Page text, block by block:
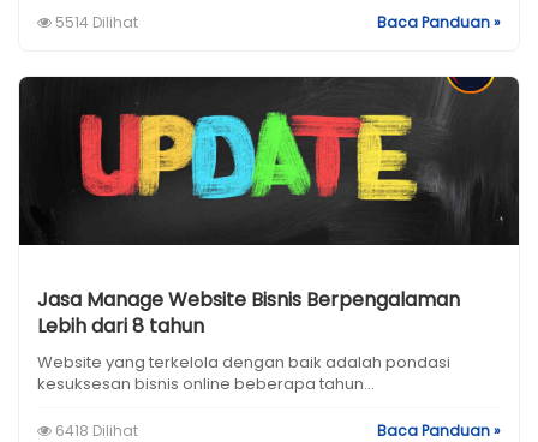
5514 Dilihat Baca Panduan »
Jasa Manage Website Bisnis Berpengalaman
Lebih dari 8 tahun
Website yang terkelola dengan baik adalah pondasi
kesuksesan bisnis online beberapa tahun...
6418 Dilihat Baca Panduan »